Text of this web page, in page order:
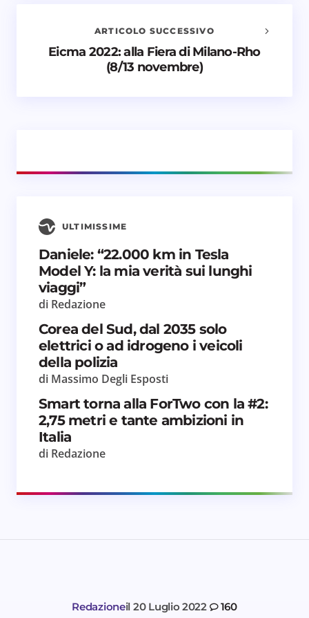
per il prossimo commento.
ARTICOLO SUCCESSIVO
Eicma 2022: alla Fiera di Milano-Rho
(8/13 novembre)
ULTIMISSIME
Daniele: “22.000 km in Tesla
Model Y: la mia verità sui lunghi
viaggi”
di Redazione
Corea del Sud, dal 2035 solo
elettrici o ad idrogeno i veicoli
della polizia
di Massimo Degli Esposti
Smart torna alla ForTwo con la #2:
2,75 metri e tante ambizioni in
Italia
di Redazione
Redazioneil 20 Luglio 2022 160